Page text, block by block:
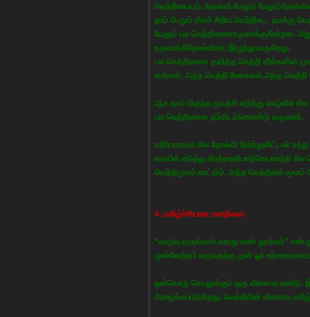
வெற்றியையும், தோல்வி மேலும்
நாம் பெறும் மிகச் சிறிய வெற்றிகூட
மேலும் பல வெற்றிகளைஉருவாக்குகின்றன.
உருவாக்கிதோல்வியை இழுத்து வருகிறது.
பல வெற்றிகளை குவித்த வெற்றி வீரர்களின்
எமர்சன். அந்த வெற்றி ரேகைகள்,அந்த வெற்றி
ஆக நாம் மிகுந்த முயற்சி எடுத்து வாழ்வில்
பல வெற்றிகளை நம்மிடம்கொண்டு வருவாள்.
எதிர்பாராமல் சில தோல்வி நேர்ந்துவிட்டால்
கையில் எடுத்து சிரத்தையோடுசெயலாற்றி
வெற்றிமுகம் காட்டும். அந்த வெற்றிகள் மூலம்
4. மகிழ்ச்சியான மனநிலை:
“வாழ்வு வருங்கால் வராது கண் தூக்கம்”
முன்னேற்றம் வருவதற்கு முன் ஓர்
ஒவ்வொரு செயலுக்கும் ஒரு விளைவு உண்டு.
அழைக்கப்படுகிறது. வெற்றியின் விளைவு